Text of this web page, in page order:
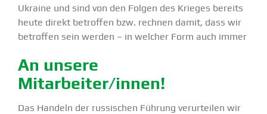
Ukraine und sind von den Folgen des Krieges bereits
heute direkt betroffen bzw. rechnen damit, dass wir
betroffen sein werden – in welcher Form auch immer
An unsere
Mitarbeiter/innen!
Das Handeln der russi­schen Führung verur­teilen wir